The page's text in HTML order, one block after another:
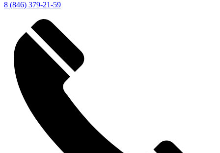
8 (846) 379-21-59